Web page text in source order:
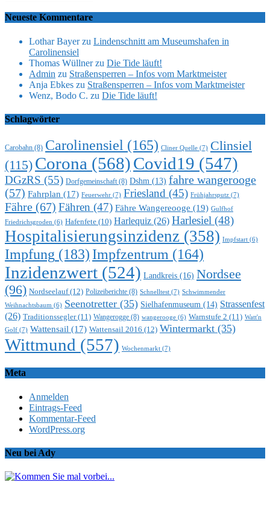
Neueste Kommentare
Lothar Bayerzu Lindenschnitt am Museumshafen in
Carolinensiel
Thomas Wüllnerzu Die Tide läuft!
Admin zu Straßensperren – Infos vom Marktmeister
Anja Ebkes zu Straßensperren – Infos vom Marktmeister
Wenz, Bodo C. zu Die Tide läuft!
Schlagwörter
Carobahn (8) Carolinensiel (165) Cliner Quelle (7) Clinsiel
(115) Corona (568)Covid19 (547)
DGzRS (55) Dorfgemeinschaft(8) Dshm (13) fahre wangerooge
(57) Fahrplan (17) Feuerwehr (7) Friesland (45) Frühjahrsputz (7)
Fähre (67) Fähren (47) Fähre Wangereooge (19) Gulfhof
Friedrichsgroden (6) Hafenfete (10) Harlequiz (26) Harlesiel (48)
Hospitalisierungsinzidenz (358) Impfstart (6)
Impfung (183) Impfzentrum (164)
Inzidenzwert (524) Landkreis (16) Nordsee
(96) Nordseelauf(12) Polizeiberichte (8) Schnelltest (7) Schwimmender
Weihnachtsbaum (6) Seenotretter (35) Sielhafenmuseum (14) Strassenfest
(26) Traditionssegler(11) Wangerogge (8) wangerooge (6) Warnstufe 2 (11) Watt'n
Golf (7) Wattensail (17) Wattensail 2016 (12) Wintermarkt (35)
Wittmund (557) Wochenmarkt (7)
Meta
Anmelden
Eintrags-Feed
Kommentar-Feed
WordPress.org
Neu bei Ady